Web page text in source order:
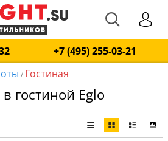
+7 (495) 255-03-21
/ Гостиная
гостиной Eglo